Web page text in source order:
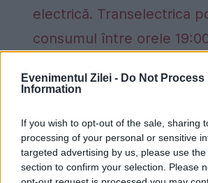
Evenimentul Zilei - Do Not Process
Information
If you wish to opt-out of the sale, sharing
processing of your personal or sensitive
targeted advertising by us, please use
section to confirm your selection. Please
electrică. Transelectrica
consumul între orele
la Cannes post